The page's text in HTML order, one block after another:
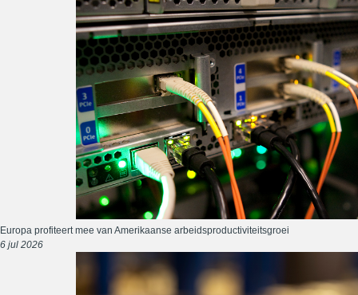
Europa profiteert mee van Amerikaanse arbeidsproductiviteitsgroei
6 jul 2026